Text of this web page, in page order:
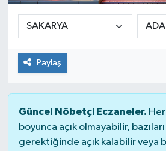
Paylaş
Güncel Nöbetçi Eczaneler.
boyunca açık olmayabilir,
gerektiğinde açık kalabilir veya
Sağlık
Siyaset
Teknoloji
Türkiye